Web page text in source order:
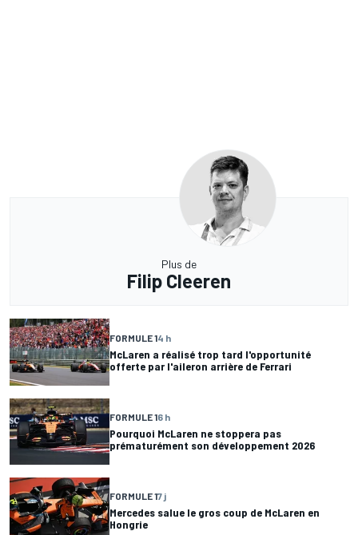
Plus de
Filip Cleeren
FORMULE 14 h
McLaren a réalisé trop tard l'opportunité
offerte par l'aileron arrière de Ferrari
FORMULE 16 h
Pourquoi McLaren ne stoppera pas
prématurément son développement 2026
FORMULE 17 j
Mercedes salue le gros coup de McLaren en
Hongrie